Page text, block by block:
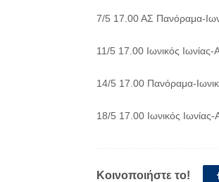
7/5 17.00 ΑΣ Πανόραμα-
11/5 17.00 Ιωνικός
14/5 17.00 Πανόραμα-
18/5 17.00 Ιωνικός
Κοινοποιήστε το!